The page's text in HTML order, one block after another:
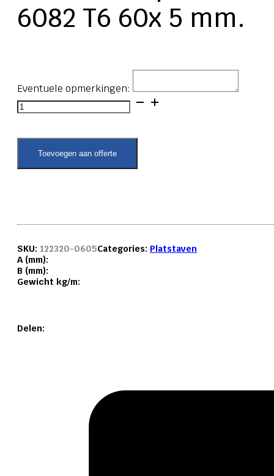
6082 T6 60x 5 mm.
Eventuele opmerkingen:
Aluminium
platstaf
T6
5
Toevoegen aan offerte
SKU: 122320-0605Categories: Platstaven
A (mm):
B (mm):
Gewicht kg/m:
Delen: